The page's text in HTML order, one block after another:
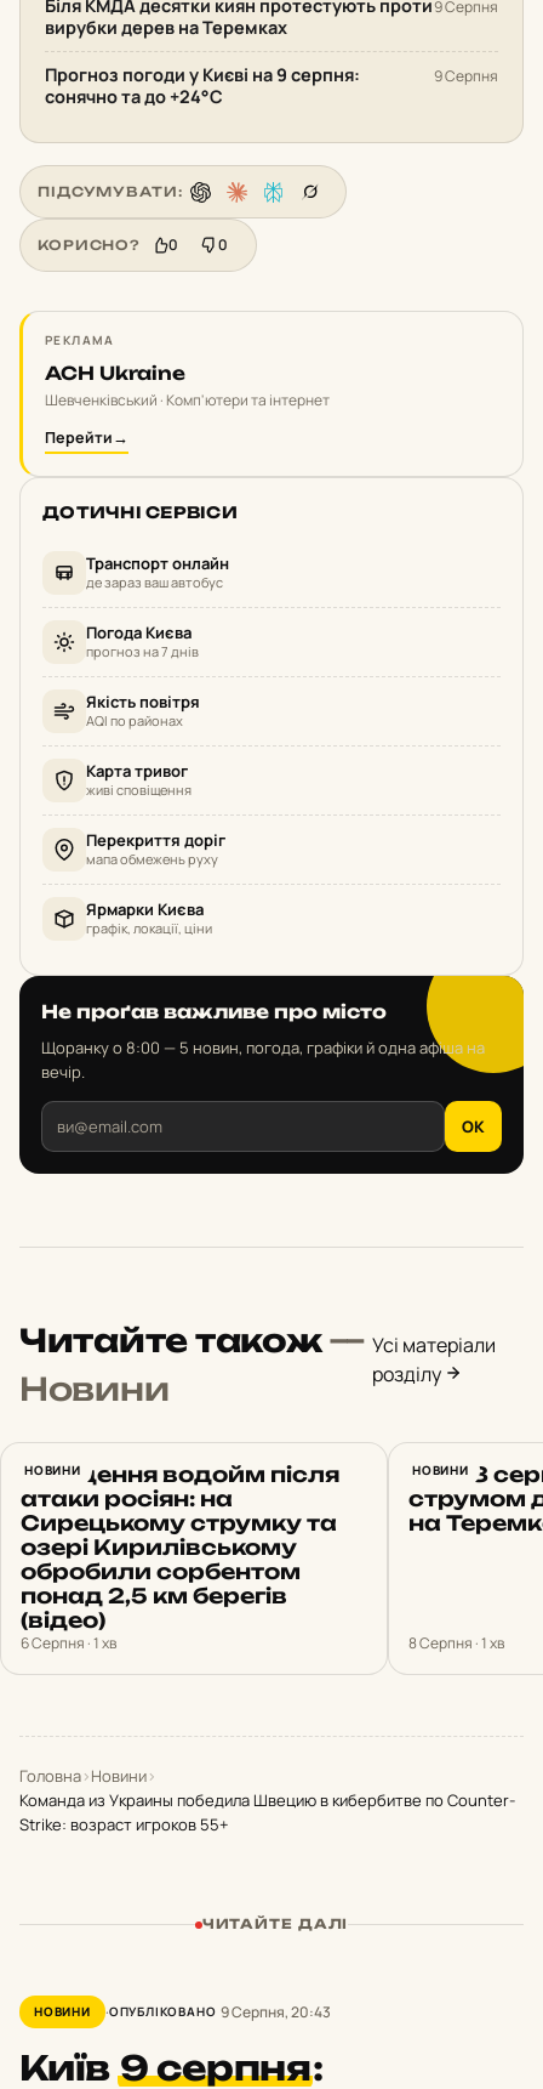
Біля КМДА десятки киян протестують проти
вирубки дерев на Теремках
9 Серпня
Прогноз погоди у Києві на 9 серпня:
сонячно та до +24°С
9 Серпня
ПІДСУМУВАТИ:
КОРИСНО? 0 0
РЕКЛАМА
ACH Ukraine
Шевченківський · Комп'ютери та інтернет
Перейти→
ДОТИЧНІ СЕРВІСИ
Транспорт онлайн
де зараз ваш автобус
Погода Києва
прогноз на 7 днів
Якість повітря
AQI по районах
Карта тривог
живі сповіщення
Перекриття доріг
мапа обмежень руху
Ярмарки Києва
графік, локації, ціни
Не проґав важливе про місто
Щоранку о 8:00 — 5 новин, погода, графіки й одна афіша на
вечір.
OK
Читайте також—
Новини
Усі матеріали
розділу
НОВИНИ
Очищення водойм після
атаки росіян: на
Сирецькому струмку та
озері Кирилівському
обробили сорбентом
понад 2,5 км берегів
(відео)
6 Серпня · 1 хв
НОВИНИ
Київ 8
струмом
на
8 Серпня · 1 хв
Головна›Новини›
Команда из Украины победила Швецию в кибербитве по Counter-
Strike: возраст игроков 55+
ЧИТАЙТЕ ДАЛІ
НОВИНИ ОПУБЛІКОВАНО 9 Серпня, 20:43
Київ9 серпня: